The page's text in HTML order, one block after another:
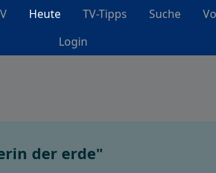
Heute TV-Tipps Suche
Login
der erde"